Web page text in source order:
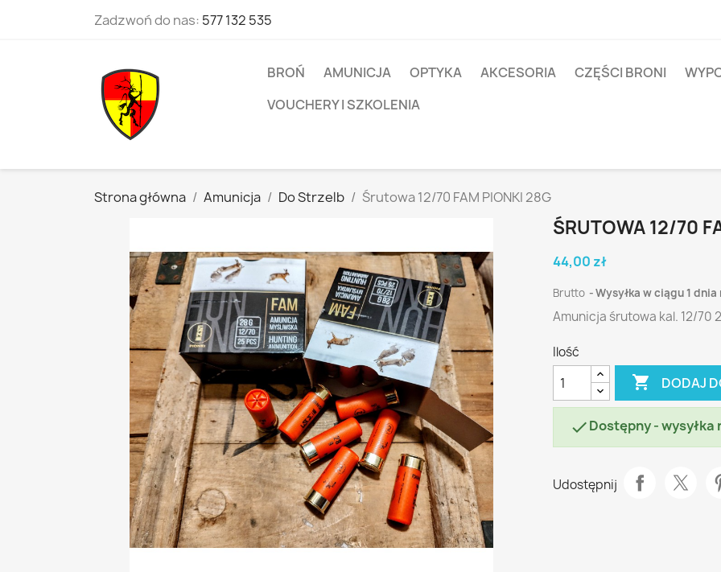
Zadzwoń do nas: 577 132 535
BROŃ AMUNICJA OPTYKA AKCESORIA CZĘŚCI BRONI
VOUCHERY I SZKOLENIA
Strona główna Amunicja Do Strzelb Śrutowa 12/70 FAM PIONKI 28G
ŚRUTOWA 12/70
44,00 zł
Brutto Wysyłka w ciągu 1
Amunicja śrutowa kal. 12/70
Ilość
 DODAJ
Dostępny -
Udostępnij